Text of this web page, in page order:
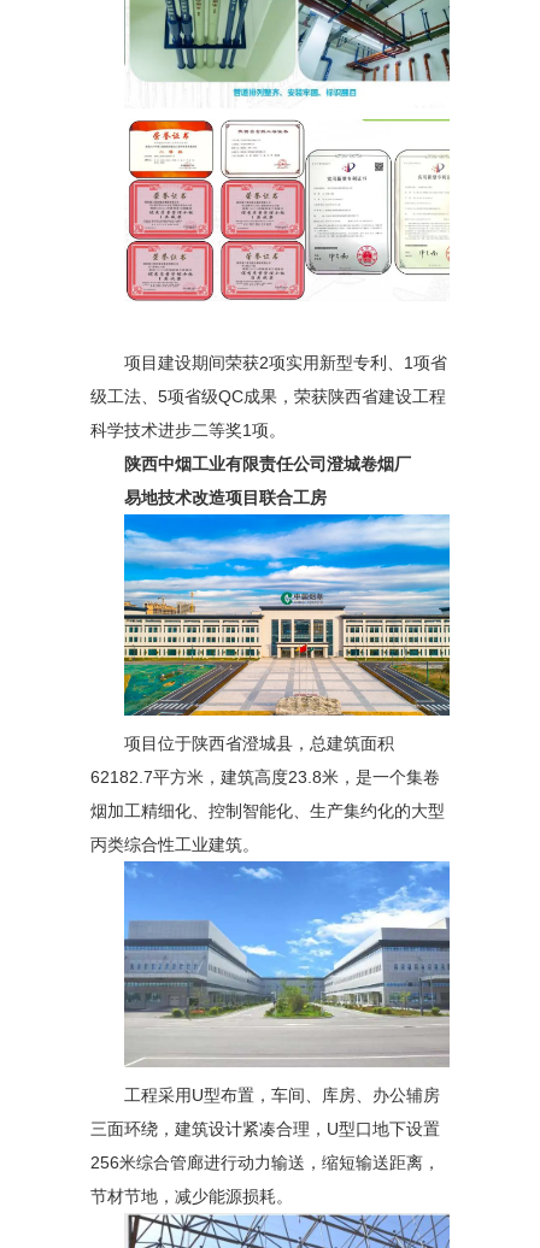
项目建设期间荣获2项实用新型专利、1项省
级工法、5项省级QC成果，荣获陕西省建设工程
科学技术进步二等奖1项。
陕西中烟工业有限责任公司澄城卷烟厂
易地技术改造项目联合工房
项目位于陕西省澄城县，总建筑面积
62182.7平方米，建筑高度23.8米，是一个集卷
烟加工精细化、控制智能化、生产集约化的大型
丙类综合性工业建筑。
工程采用U型布置，车间、库房、办公辅房
三面环绕，建筑设计紧凑合理，U型口地下设置
256米综合管廊进行动力输送，缩短输送距离，
节材节地，减少能源损耗。